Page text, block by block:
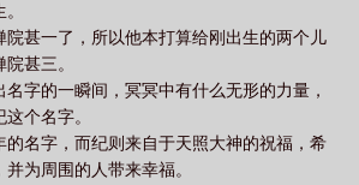
院甚一了，所以他本打算给刚出生的两个儿
甚三。
字的一瞬间，冥冥中有什么无形的力量，
个名字。
的名字，而纪则来自于天照大神的祝福，希
为周围的人带来幸福。